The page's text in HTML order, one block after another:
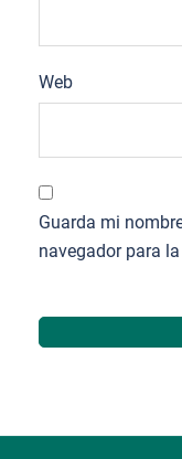
Web
Guarda mi
navegador para